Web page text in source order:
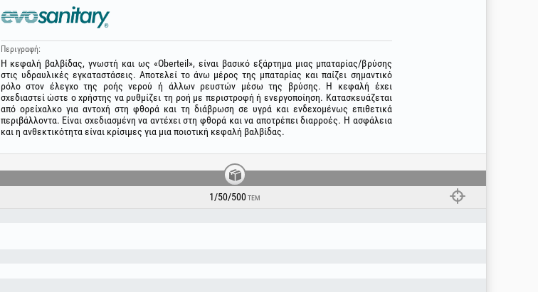
Περιγραφή:
Η κεφαλή βαλβίδας, γνωστή και ως «Oberteil», είναι βασικό εξάρτημα μιας μπαταρίας/βρύσης
στις υδραυλικές εγκαταστάσεις. Αποτελεί το άνω μέρος της μπαταρίας και παίζει σημαντικό
ρόλο στον έλεγχο της ροής νερού ή άλλων ρευστών μέσω της βρύσης. Η κεφαλή έχει
σχεδιαστεί ώστε ο χρήστης να ρυθμίζει τη ροή με περιστροφή ή ενεργοποίηση. Κατασκευάζεται
από ορείχαλκο για αντοχή στη φθορά και τη διάβρωση σε υγρά και ενδεχομένως επιθετικά
περιβάλλοντα. Είναι σχεδιασμένη να αντέχει στη φθορά και να αποτρέπει διαρροές. Η ασφάλεια
και η ανθεκτικότητα είναι κρίσιμες για μια ποιοτική κεφαλή βαλβίδας.
1/50/500ΤΕΜ